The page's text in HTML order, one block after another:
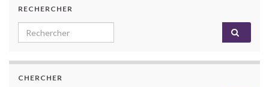
RECHERCHER
Search for:
CHERCHER